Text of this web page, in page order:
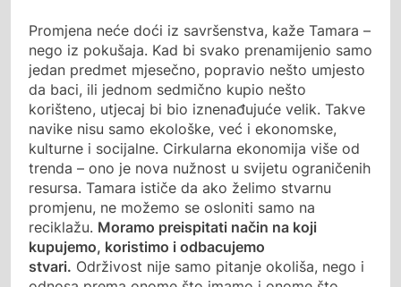
Promjena neće doći iz savršenstva, kaže Tamara –
nego iz pokušaja. Kad bi svako prenamijenio samo
jedan predmet mjesečno, popravio nešto umjesto
da baci, ili jednom sedmično kupio nešto
korišteno, utjecaj bi bio iznenađujuće velik. Takve
navike nisu samo ekološke, već i ekonomske,
kulturne i socijalne. Cirkularna ekonomija više od
trenda – ono je nova nužnost u svijetu ograničenih
resursa. Tamara ističe da ako želimo stvarnu
promjenu, ne možemo se osloniti samo na
reciklažu. Moramo preispitati način na koji
kupujemo, koristimo i odbacujemo
stvari. Održivost nije samo pitanje okoliša, nego i